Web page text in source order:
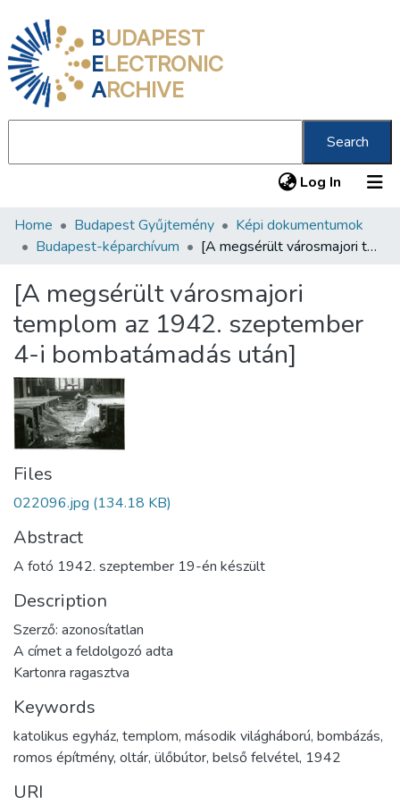
BUDAPEST
ELECTRONIC
ARCHIVE
Search
Log In (current)
Communities & Collections
Statistics
About us
Home Budapest Gyűjtemény
Képi dokumentumok
Budapest-képarchívum
[A megsérült városmajori templom az 1942. szeptember 4-i bombatámadás után]
[A megsérült városmajori
templom az 1942. szeptember
4-i bombatámadás után]
Files
022096.jpg (134.18 KB)
Abstract
A fotó 1942. szeptember 19-én készült
Description
Szerző: azonosítatlan
A címet a feldolgozó adta
Kartonra ragasztva
Keywords
katolikus egyház, templom, második világháború, bombázás,
romos építmény, oltár, ülőbútor, belső felvétel, 1942
URI